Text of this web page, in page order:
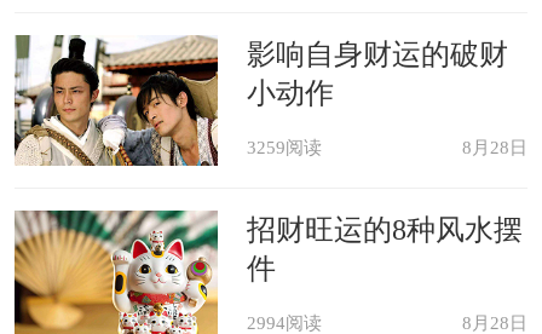
影响自身财运的破财
小动作
3259阅读 8月28日
招财旺运的8种风水摆
件
2994阅读 8月28日